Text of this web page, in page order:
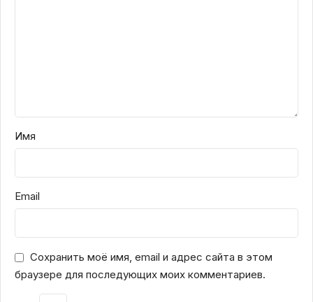
Имя
Email
Сохранить моё имя, email и адрес сайта в этом
браузере для последующих моих комментариев.